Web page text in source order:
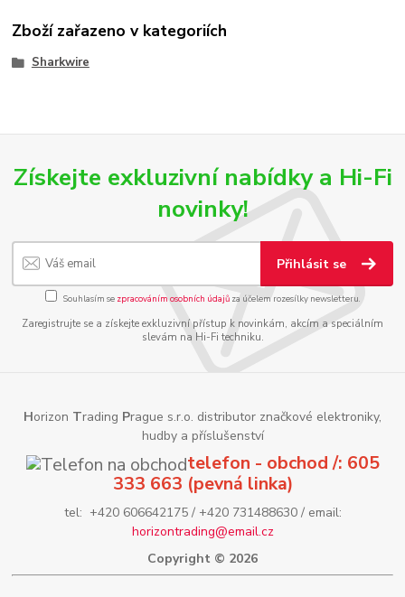
Zboží zařazeno v kategoriích
Sharkwire
Získejte exkluzivní nabídky a Hi-Fi
novinky!
Přihlásit se
Souhlasím se zpracováním osobních údajůza účelem rozesílky newsletteru.
Zaregistrujte se a získejte exkluzivní přístup k novinkám, akcím a speciálním
slevám na Hi-Fi techniku.
Horizon Trading Prague s.r.o. distributor značkové elektroniky,
hudby a příslušenství
telefon - obchod /: 605
333 663 (pevná linka)
tel: +420 606642175 / +420 731488630 / email:
horizontrading@email.cz
Copyright © 2026